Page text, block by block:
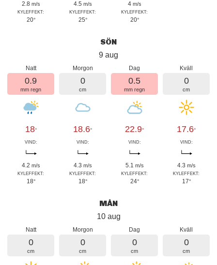
2.8 m/s
KYLEFFEKT:
20°
4.5 m/s
KYLEFFEKT:
25°
4 m/s
KYLEFFEKT:
20°
SÖN
9 aug
Natt
0.9
mm regn
18°
VIND:
4.2 m/s
KYLEFFEKT:
18°
Morgon
0
cm
18.6°
VIND:
4.3 m/s
KYLEFFEKT:
18°
Dag
0.5
mm regn
22.9°
VIND:
5.1 m/s
KYLEFFEKT:
24°
Kväll
0
cm
17.6°
VIND:
4.3 m/s
KYLEFFEKT:
17°
MÅN
10 aug
Natt
0
cm
Morgon
0
cm
Dag
0
cm
Kväll
0
cm